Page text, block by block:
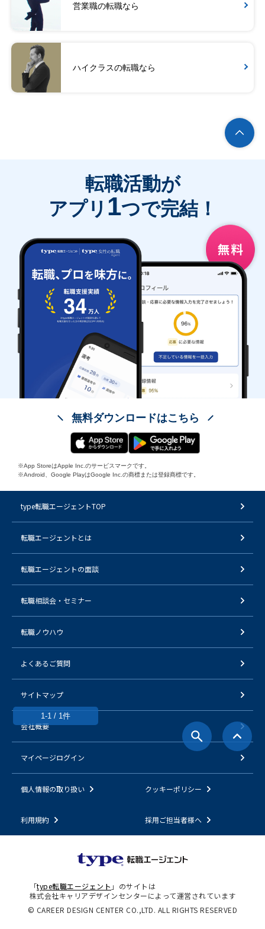
営業職の転職なら
ハイクラスの転職なら
1-1 / 1件
転職活動が
アプリ 1つで完結！
無料ダウンロードはこちら
※App StoreはApple Inc.のサービスマークです。
※Android、Google PlayはGoogle Inc.の商標または登録商標です。
type転職エージェントTOP
転職エージェントとは
転職エージェントの面談
転職相談会・セミナー
転職ノウハウ
よくあるご質問
サイトマップ
会社概要
マイページログイン
個人情報の取り扱い クッキーポリシー
利用規約 採用ご担当者様へ
「type転職エージェント 」のサイトは
株式会社キャリアデザインセンターによって運営されています
© CAREER DESIGN CENTER CO.,LTD. ALL RIGHTS RESERVED